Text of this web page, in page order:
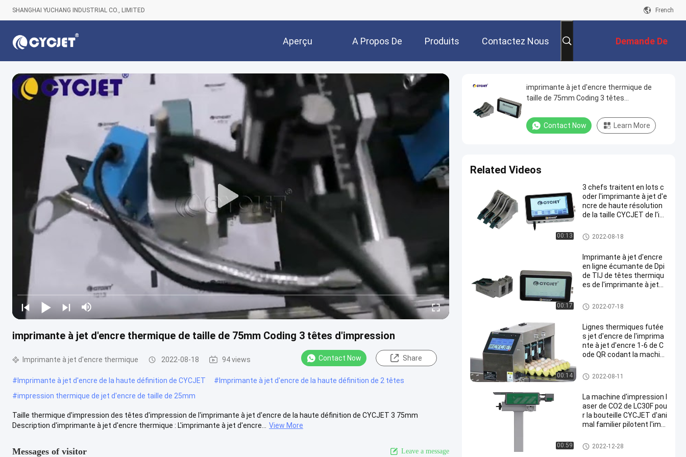
SHANGHAI YUCHANG INDUSTRIAL CO., LIMITED French
Aperçu A Propos De Produits Contactez Nous Demande De
Soumission
imprimante à jet d'encre thermique de taille de 75mm Coding 3 têtes d'impression
Imprimante à jet d'encre thermique 2022-08-18 94 views Contact Now Share
#Imprimante à jet d'encre de la haute définition de CYCJET #Imprimante à jet d'encre de la haute définition de 2 têtes
#impression thermique de jet d'encre de taille de 25mm
Taille thermique d'impression des têtes d'impression de l'imprimante à jet d'encre de la haute définition de CYCJET 3 75mm
Description d'imprimante à jet d'encre thermique : L'imprimante à jet d'encre...
View More
Messages of visitor Leave a message
imprimante à jet d'encre thermique de
taille de 75mm Coding 3 têtes
Contact Now Learn More
Related Videos
00:13
3 chefs traitent en lots c
oder l'imprimante à jet d'e
ncre de haute résolution
de la taille CYCJET de l'im
mm
Imprimante à jet d'encre therm
ique
2022-08-18
00:17
Imprimante à jet d'encre
en ligne écumante de Dpi
de TIJ de têtes thermiqu
es de l'imprimante à jet
Imprimante à jet d'encre therm
ique
2022-07-18
00:14
Lignes thermiques futée
s jet d'encre de l'imprima
nte à jet d'encre 1-6 de C
ode QR codant la machin
Imprimante à jet d'encre therm
ique
2022-08-11
00:59
La machine d'impression l
aser de CO2 de LC30F pou
r la bouteille CYCJET d'ani
mal familier pilotent l'imp
Machine d'inscription de laser
2022-12-28